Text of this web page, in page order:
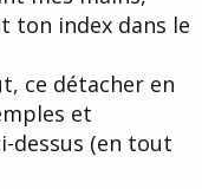
ton index dans le
ce détacher en
et
dessus (en tout